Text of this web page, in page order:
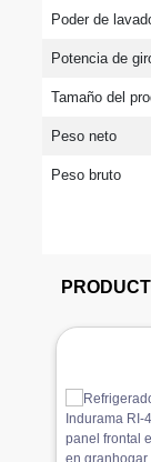
Poder de
Potencia de
Tamaño del
Peso neto
Peso bruto